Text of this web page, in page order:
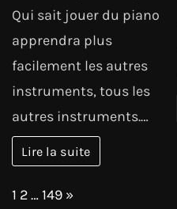
Qui sait jouer du piano
apprendra plus
facilement les autres
instruments, tous les
autres instruments.…
Lire la suite
Page:
1 2…149 Next
»